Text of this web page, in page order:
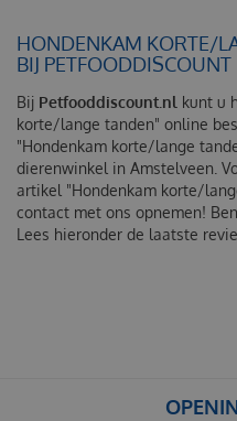
HONDENKAM KORTE/
BIJ PETFOODDISCOUNT
Bij Petfooddiscount.nl kunt u
korte/lange tanden" online
"Hondenkam korte/lange
dierenwinkel in Amstelveen.
artikel "Hondenkam korte/
contact met ons opnemen!
Lees hieronder de laatste